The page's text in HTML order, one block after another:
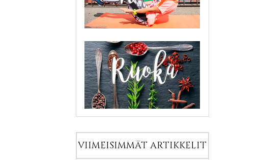
VIIMEISIMMÄT ARTIKKELIT